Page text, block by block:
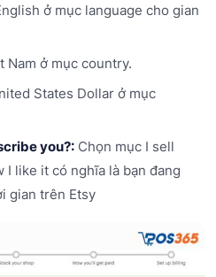
ở mục language cho gian
Nam ở mục country.
States Dollar ở mục
you?:Chọn mục I sell
I like it có nghĩa là bạn đang
gian trên Etsy